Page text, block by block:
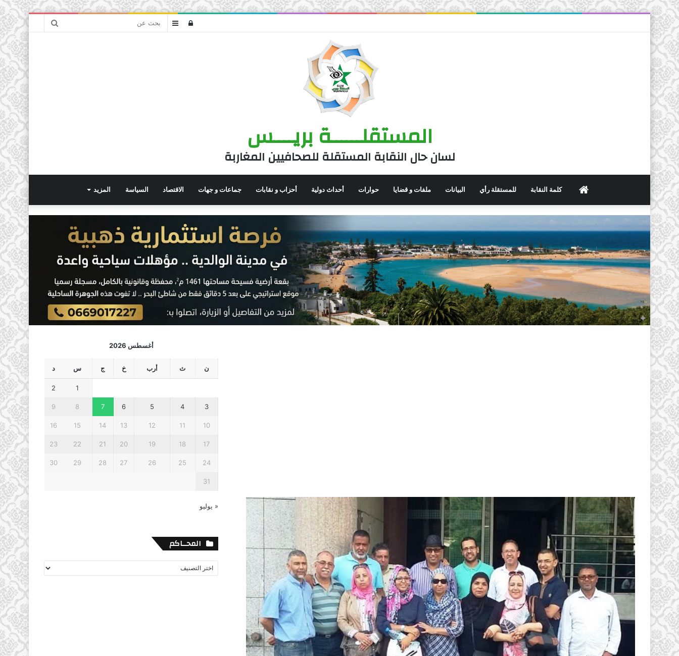
بحث
عمودتسجيل
المستقلــــــة بريــــس
لسان حال النقابة المستقلة للصحافيين المغاربة
الرئيسيةكلمة النقابة للمستقلة رأي البيانات ملفات و قضايا حوارات أحداث دولية أحزاب و نقابات جماعات و جهات الاقتصاد السياسة المزيد
أغسطس 2026
ن ث أرب خ ج س د
1
2
3
4
5
6
7
8
9
10
11
12
13
14
15
16
17
18
19
20
21
22
23
24
25
26
27
28
29
30
31
« يوليو
المحــاكم
المحــاكم